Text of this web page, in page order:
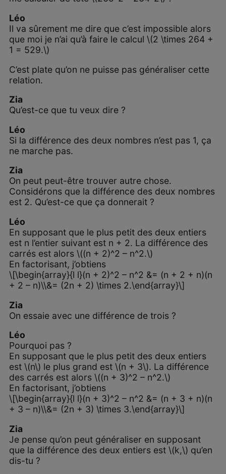
Léo
Il va sûrement me dire que c’est impossible alors
que moi je n’ai qu’à faire le calcul \(2 \times 264 +
1 = 529.\)
C’est plate qu’on ne puisse pas généraliser cette
relation.
Zia
Qu’est-ce que tu veux dire ?
Léo
Si la différence des deux nombres n’est pas 1, ça
ne marche pas.
Zia
On peut peut-être trouver autre chose.
Considérons que la différence des deux nombres
est 2. Qu’est-ce que ça donnerait ?
Léo
En supposant que le plus petit des deux entiers
est n l’entier suivant est n + 2. La différence des
carrés est alors \((n + 2)^2 – n^2.\)
En factorisant, j’obtiens
\[\begin{array}{l l}(n + 2)^2 – n^2 &= (n + 2 + n)(n
+ 2 – n)\\&= (2n + 2) \times 2.\end{array}\]
Zia
On essaie avec une différence de trois ?
Léo
Pourquoi pas ?
En supposant que le plus petit des deux entiers
est \(n\) le plus grand est \(n + 3\). La différence
des carrés est alors \((n + 3)^2 – n^2.\)
En factorisant, j’obtiens
\[\begin{array}{l l}(n + 3)^2 – n^2 &= (n + 3 + n)(n
+ 3 – n)\\&= (2n + 3) \times 3.\end{array}\]
Zia
Je pense qu’on peut généraliser en supposant
que la différence des deux entiers est \(k,\) qu’en
dis-tu ?